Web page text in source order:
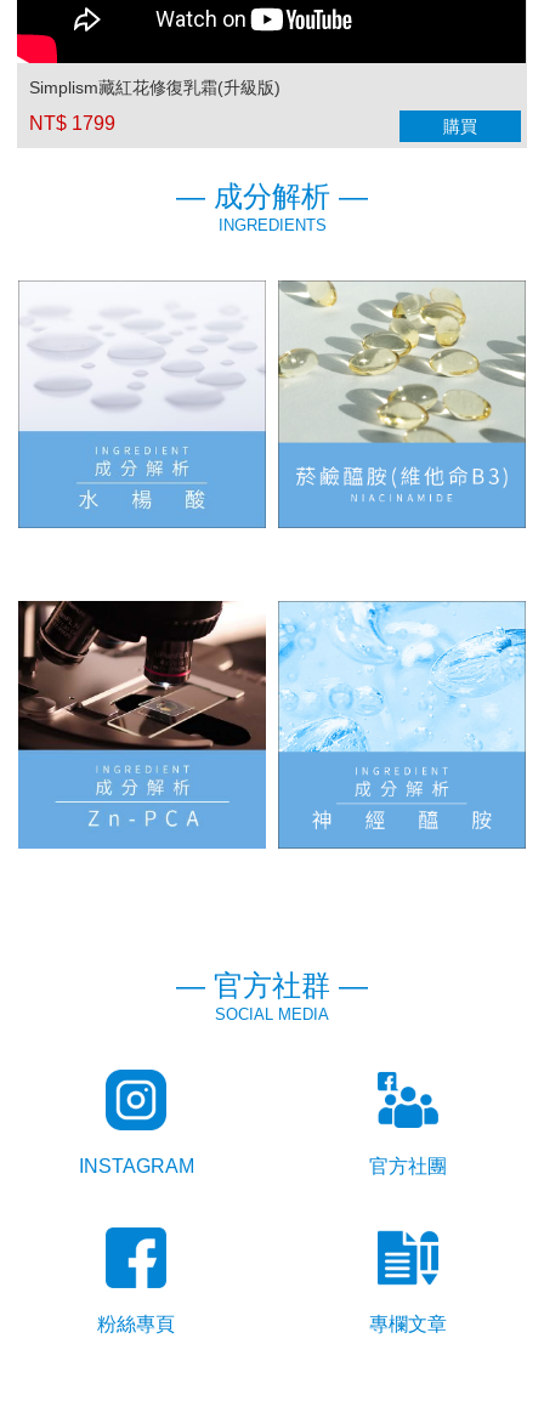
Simplism藏紅花修復乳霜(升級版)
NT$ 1799 購買
— 成分解析 —
INGREDIENTS
— 官方社群 —
SOCIAL MEDIA
INSTAGRAM 官方社團
粉絲專頁 專欄文章